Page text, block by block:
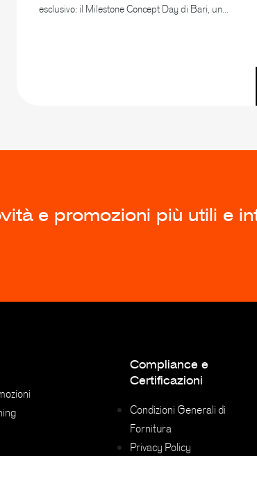
esclusivo: il Milestone Concept Day di Bari, un...
e promozioni più utili e
Compliance e
Certificazioni
Condizioni Generali di
Fornitura
Privacy Policy